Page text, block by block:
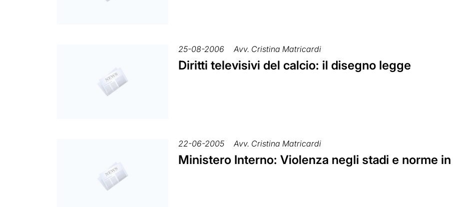
25-08-2006 Avv. Cristina Matricardi
Diritti televisivi del calcio: il disegno legge
22-06-2005 Avv. Cristina Matricardi
Ministero Interno: Violenza negli stadi e norme